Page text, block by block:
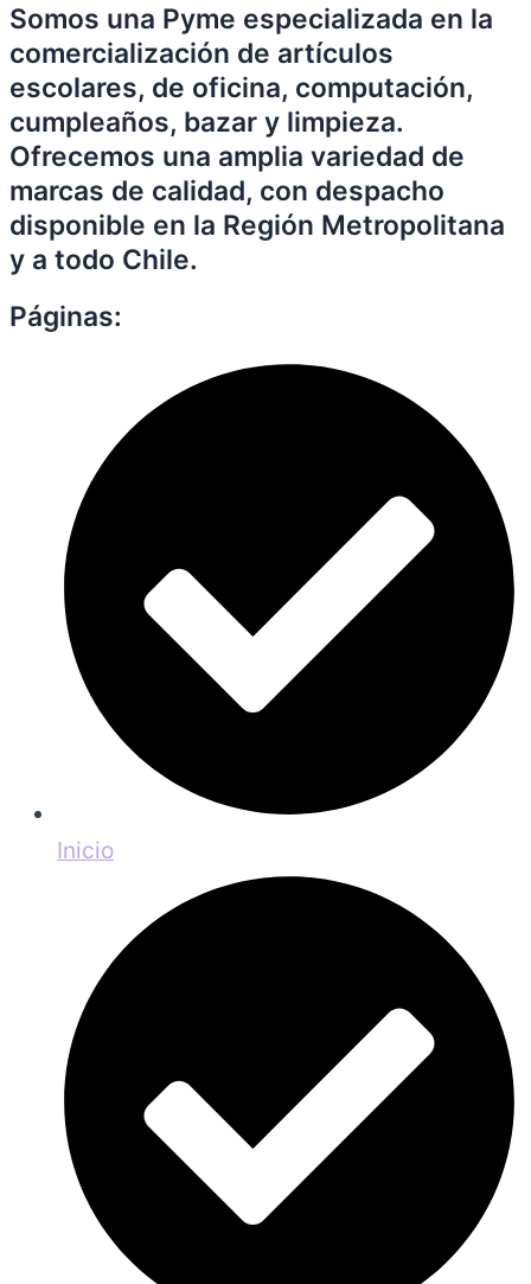
Somos una Pyme especializada en la
comercialización de artículos
escolares, de oficina, computación,
cumpleaños, bazar y limpieza.
Ofrecemos una amplia variedad de
marcas de calidad, con despacho
disponible en la Región Metropolitana
y a todo Chile.
Páginas:
Inicio